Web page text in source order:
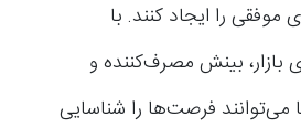
را ایجاد کنند. با
بازار، بینش مصرف‌کننده و
می‌توانند فرصت‌ها را شناسایی